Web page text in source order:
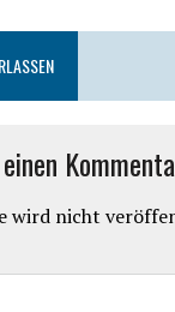
wird nicht